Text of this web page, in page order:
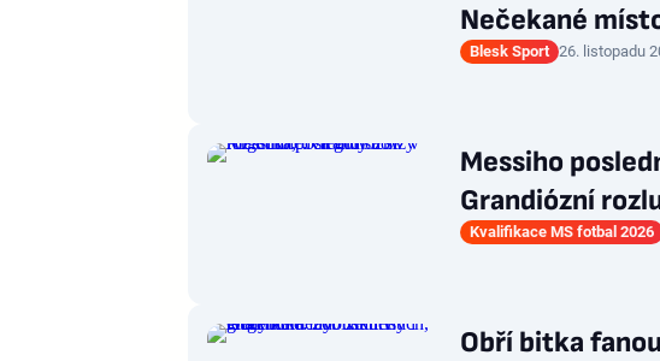
Nečekané
Blesk Sport 26. listopadu
Messiho
Grandiózní
Kvalifikace MS fotbal 2026
Obří bitka